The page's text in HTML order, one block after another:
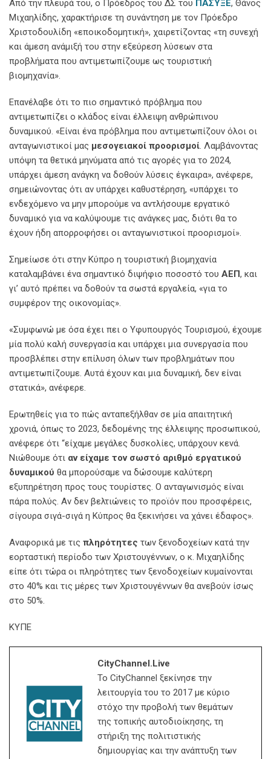
Από την πλευρά του, ο Πρόεδρος του ΔΣ του ΠΑΣΥΞΕ, Θάνος
Μιχαηλίδης, χαρακτήρισε τη συνάντηση με τον Πρόεδρο
Χριστοδουλίδη «εποικοδομητική», χαιρετίζοντας «τη συνεχή
και άμεση ανάμιξή του στην εξεύρεση λύσεων στα
προβλήματα που αντιμετωπίζουμε ως τουριστική
βιομηχανία».
Επανέλαβε ότι το πιο σημαντικό πρόβλημα που
αντιμετωπίζει ο κλάδος είναι έλλειψη ανθρώπινου
δυναμικού. «Είναι ένα πρόβλημα που αντιμετωπίζουν όλοι οι
ανταγωνιστικοί μας μεσογειακοί προορισμοί. Λαμβάνοντας
υπόψη τα θετικά μηνύματα από τις αγορές για το 2024,
υπάρχει άμεση ανάγκη να δοθούν λύσεις έγκαιρα», ανέφερε,
σημειώνοντας ότι αν υπάρχει καθυστέρηση, «υπάρχει το
ενδεχόμενο να μην μπορούμε να αντλήσουμε εργατικό
δυναμικό για να καλύψουμε τις ανάγκες μας, διότι θα το
έχουν ήδη απορροφήσει οι ανταγωνιστικοί προορισμοί».
Σημείωσε ότι στην Κύπρο η τουριστική βιομηχανία
καταλαμβάνει ένα σημαντικό διψήφιο ποσοστό του ΑΕΠ, και
γι’ αυτό πρέπει να δοθούν τα σωστά εργαλεία, «για το
συμφέρον της οικονομίας».
«Συμφωνώ με όσα έχει πει ο Υφυπουργός Τουρισμού, έχουμε
μία πολύ καλή συνεργασία και υπάρχει μια συνεργασία που
προσβλέπει στην επίλυση όλων των προβλημάτων που
αντιμετωπίζουμε. Αυτά έχουν και μια δυναμική, δεν είναι
στατικά», ανέφερε.
Ερωτηθείς για το πώς ανταπεξήλθαν σε μία απαιτητική
χρονιά, όπως το 2023, δεδομένης της έλλειψης προσωπικού,
ανέφερε ότι “είχαμε μεγάλες δυσκολίες, υπάρχουν κενά.
Νιώθουμε ότι αν είχαμε τον σωστό αριθμό εργατικού
δυναμικού θα μπορούσαμε να δώσουμε καλύτερη
εξυπηρέτηση προς τους τουρίστες. Ο ανταγωνισμός είναι
πάρα πολύς. Αν δεν βελτιώνεις το προϊόν που προσφέρεις,
σίγουρα σιγά-σιγά η Κύπρος θα ξεκινήσει να χάνει έδαφος».
Αναφορικά με τις πληρότητες των ξενοδοχείων κατά την
εορταστική περίοδο των Χριστουγέννων, ο κ. Μιχαηλίδης
είπε ότι τώρα οι πληρότητες των ξενοδοχείων κυμαίνονται
στο 40% και τις μέρες των Χριστουγέννων θα ανεβούν ίσως
στο 50%.
ΚΥΠΕ
CityChannel.live
Το CityChannel ξεκίνησε την
λειτουργία του το 2017 με κύριο
στόχο την προβολή των θεμάτων
της τοπικής αυτοδιοίκησης, τη
στήριξη της πολιτιστικής
δημιουργίας και την ανάπτυξη των